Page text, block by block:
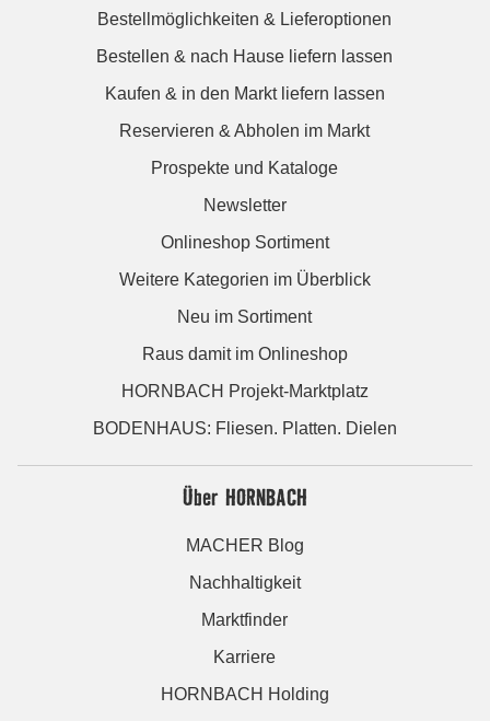
Bestellmöglichkeiten & Lieferoptionen
Bestellen & nach Hause liefern lassen
Kaufen & in den Markt liefern lassen
Reservieren & Abholen im Markt
Prospekte und Kataloge
Newsletter
Onlineshop Sortiment
Weitere Kategorien im Überblick
Neu im Sortiment
Raus damit im Onlineshop
HORNBACH Projekt-Marktplatz
BODENHAUS: Fliesen. Platten. Dielen
Über HORNBACH
MACHER Blog
Nachhaltigkeit
Marktfinder
Karriere
HORNBACH Holding